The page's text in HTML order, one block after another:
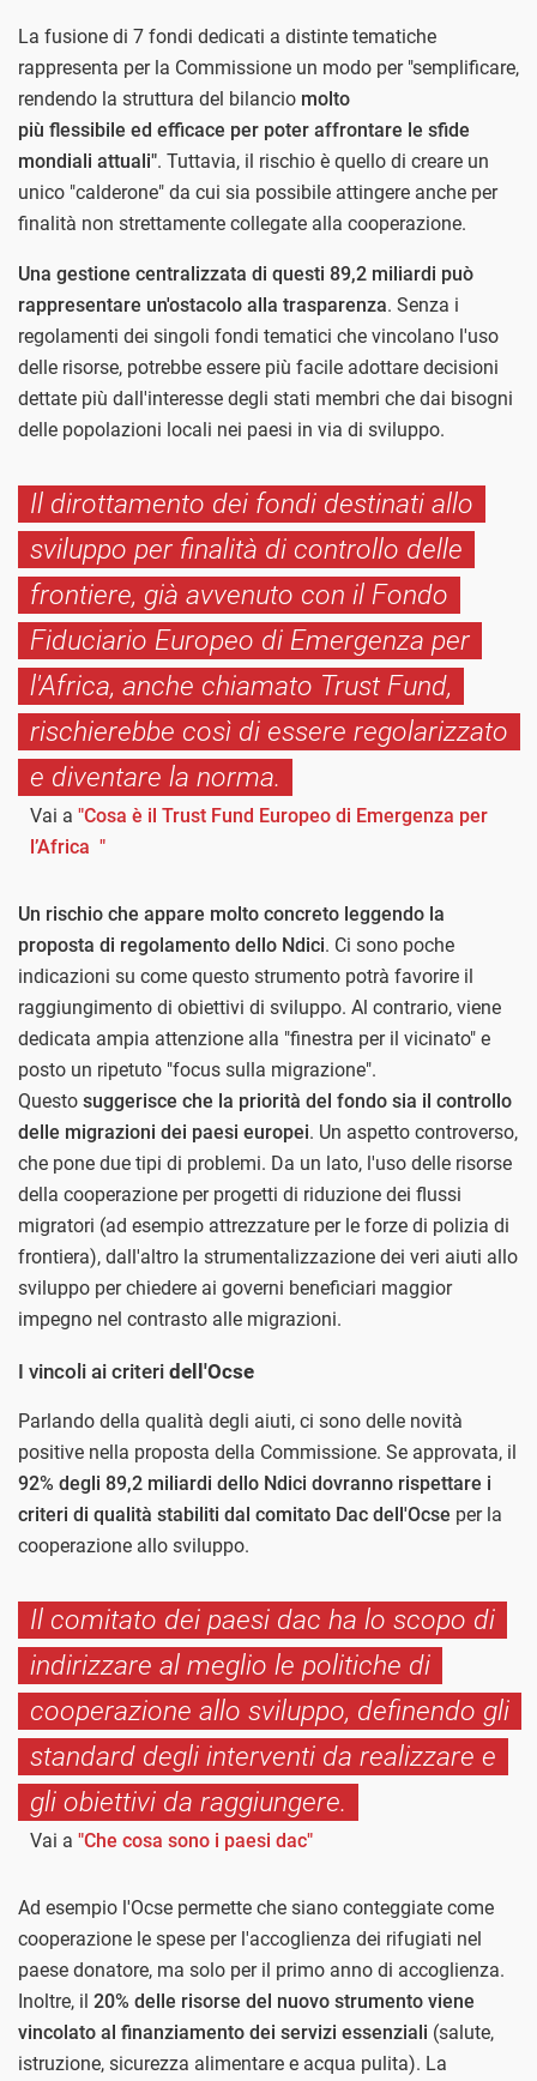
La fusione di 7 fondi dedicati a distinte tematiche
rappresenta per la Commissione un modo per "semplificare,
rendendo la struttura del bilancio molto
più flessibile ed efficace per poter affrontare le sfide
mondiali attuali". Tuttavia, il rischio è quello di creare un
unico "calderone" da cui sia possibile attingere anche per
finalità non strettamente collegate alla cooperazione.
Una gestione centralizzata di questi 89,2 miliardi può
rappresentare un'ostacolo alla trasparenza. Senza i
regolamenti dei singoli fondi tematici che vincolano l'uso
delle risorse, potrebbe essere più facile adottare decisioni
dettate più dall'interesse degli stati membri che dai bisogni
delle popolazioni locali nei paesi in via di sviluppo.
Il dirottamento dei fondi destinati allo
sviluppo per finalità di controllo delle
frontiere, già avvenuto con il Fondo
Fiduciario Europeo di Emergenza per
l'Africa, anche chiamato Trust Fund,
rischierebbe così di essere regolarizzato
e diventare la norma.
Vai a "Cosa è il Trust Fund Europeo di Emergenza per
l’Africa "
Un rischio che appare molto concreto leggendo la
proposta di regolamento dello Ndici. Ci sono poche
indicazioni su come questo strumento potrà favorire il
raggiungimento di obiettivi di sviluppo. Al contrario, viene
dedicata ampia attenzione alla "finestra per il vicinato" e
posto un ripetuto "focus sulla migrazione".
Questo suggerisce che la priorità del fondo sia il controllo
delle migrazioni dei paesi europei. Un aspetto controverso,
che pone due tipi di problemi. Da un lato, l'uso delle risorse
della cooperazione per progetti di riduzione dei flussi
migratori (ad esempio attrezzature per le forze di polizia di
frontiera), dall'altro la strumentalizzazione dei veri aiuti allo
sviluppo per chiedere ai governi beneficiari maggior
impegno nel contrasto alle migrazioni.
I vincoli ai criteri dell'Ocse
Parlando della qualità degli aiuti, ci sono delle novità
positive nella proposta della Commissione. Se approvata, il
92% degli 89,2 miliardi dello Ndici dovranno rispettare i
criteri di qualità stabiliti dal comitato Dac dell'Ocse per la
cooperazione allo sviluppo.
Il comitato dei paesi dac ha lo scopo di
indirizzare al meglio le politiche di
cooperazione allo sviluppo, definendo gli
standard degli interventi da realizzare e
gli obiettivi da raggiungere.
Vai a "Che cosa sono i paesi dac"
Ad esempio l'Ocse permette che siano conteggiate come
cooperazione le spese per l'accoglienza dei rifugiati nel
paese donatore, ma solo per il primo anno di accoglienza.
Inoltre, il 20% delle risorse del nuovo strumento viene
vincolato al finanziamento dei servizi essenziali (salute,
istruzione, sicurezza alimentare e acqua pulita). La